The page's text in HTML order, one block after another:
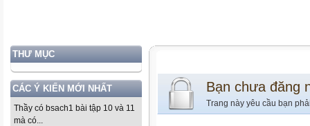
THƯ MỤC
CÁC Ý KIẾN MỚI NHẤT
Thầy có bsach1 bài tập 10 và 11
mà có...
Bạn chưa đăng
Trang này yêu cầu bạn